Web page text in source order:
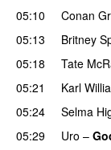
05:10 Conan
05:13 Britney
05:18
Tate
05:21
Karl
05:24
Selma
05:29 Uro –